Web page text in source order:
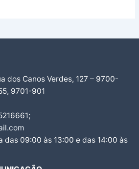
dos Canos Verdes, 127 – 9700-
9701-901
das 09:00 às 13:00 e das 14:00 às